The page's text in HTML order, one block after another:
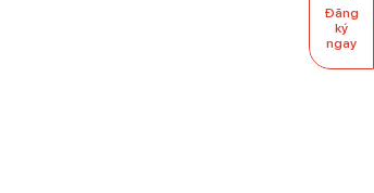
Đăng
ký
ngay